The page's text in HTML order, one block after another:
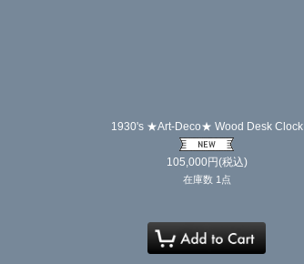
1930's ★Art-Deco★ Wood Desk Clock
105,000円(税込)
在庫数 1点